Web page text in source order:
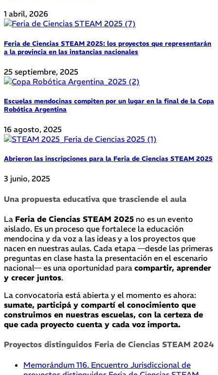
1 abril, 2026
Feria de Ciencias STEAM 2025: los proyectos que representarán
a la provincia en las instancias nacionales
25 septiembre, 2025
Escuelas mendocinas compiten por un lugar en la final de la Copa
Robótica Argentina
16 agosto, 2025
Abrieron las inscripciones para la Feria de Ciencias STEAM 2025
3 junio, 2025
Una propuesta educativa que trasciende el aula
La Feria de Ciencias STEAM 2025 no es un evento
aislado. Es un proceso que fortalece la educación
mendocina y da voz a las ideas y a los proyectos que
nacen en nuestras aulas. Cada etapa —desde las primeras
preguntas en clase hasta la presentación en el escenario
nacional— es una oportunidad para compartir, aprender
y crecer juntos.
La convocatoria está abierta y el momento es ahora:
sumate, participá y compartí el conocimiento que
construimos en nuestras escuelas, con la certeza de
que cada proyecto cuenta y cada voz importa.
Proyectos distinguidos Feria de Ciencias STEAM 2024
Memorándum 116. Encuentro Jurisdiccional de